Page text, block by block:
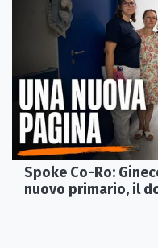
Spoke Co-Ro:
nuovo primario, il